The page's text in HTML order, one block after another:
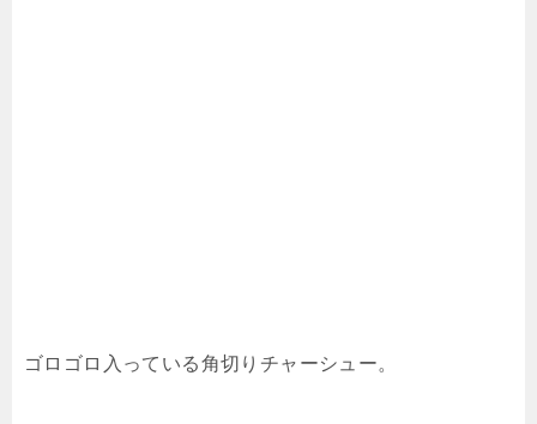
ゴロゴロ入っている角切りチャーシュー。